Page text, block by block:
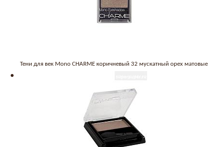
Тени для век Mono CHARME коричневый 32 мускатный орех матовые